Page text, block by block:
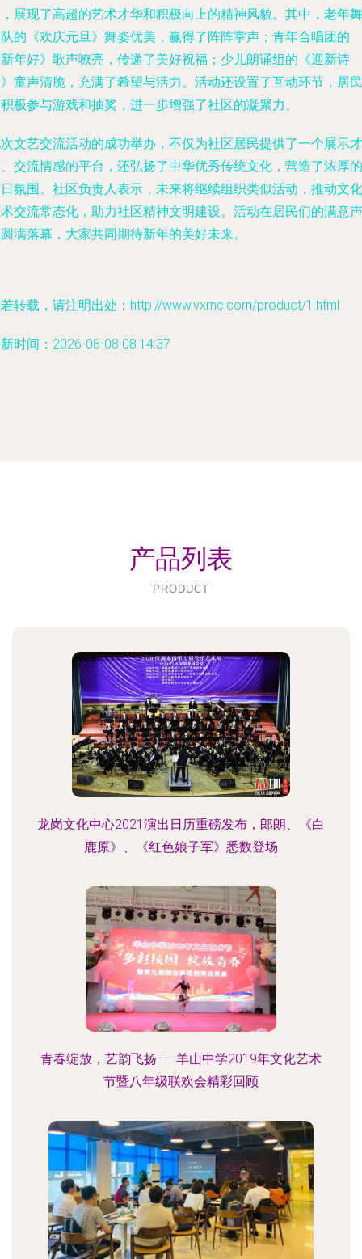
展现了高超的艺术才华和积极向上的精神风貌。其中，老年舞
的《欢庆元旦》舞姿优美，赢得了阵阵掌声；青年合唱团的
年好》歌声嘹亮，传递了美好祝福；少儿朗诵组的《迎新诗
童声清脆，充满了希望与活力。活动还设置了互动环节，居民
极参与游戏和抽奖，进一步增强了社区的凝聚力。
文艺交流活动的成功举办，不仅为社区居民提供了一个展示才
交流情感的平台，还弘扬了中华优秀传统文化，营造了浓厚的
氛围。社区负责人表示，未来将继续组织类似活动，推动文化
交流常态化，助力社区精神文明建设。活动在居民们的满意声
满落幕，大家共同期待新年的美好未来。
转载，请注明出处：http://www.vxrnc.com/product/1.html
时间：2026-08-08 08:14:37
产品列表
PRODUCT
龙岗文化中心2021演出日历重磅发布，郎朗、《白
鹿原》、《红色娘子军》悉数登场
青春绽放，艺韵飞扬——羊山中学2019年文化艺术
节暨八年级联欢会精彩回顾